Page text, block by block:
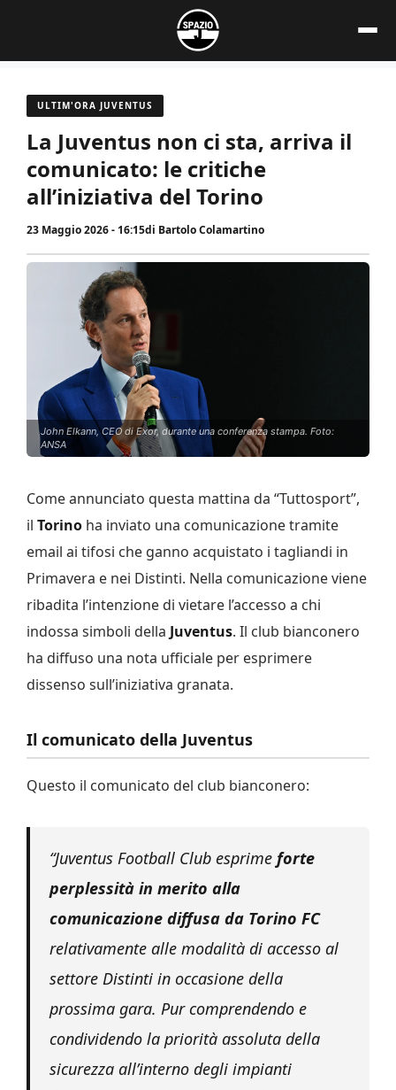
contenuto
ULTIM'ORA JUVENTUS
La Juventus non ci sta, arriva il
comunicato: le critiche
all’iniziativa del Torino
23 Maggio 2026 - 16:15di Bartolo Colamartino
John Elkann, CEO di Exor, durante una conferenza stampa. Foto:
ANSA
Come annunciato questa mattina da “Tuttosport”,
il Torino ha inviato una comunicazione tramite
email ai tifosi che ganno acquistato i tagliandi in
Primavera e nei Distinti. Nella comunicazione viene
ribadita l’intenzione di vietare l’accesso a chi
indossa simboli della Juventus. Il club bianconero
ha diffuso una nota ufficiale per esprimere
dissenso sull’iniziativa granata.
Il comunicato della Juventus
Questo il comunicato del club bianconero:
“Juventus Football Club esprime forte
perplessità in merito alla
comunicazione diffusa da Torino FC
relativamente alle modalità di accesso al
settore Distinti in occasione della
prossima gara. Pur comprendendo e
condividendo la priorità assoluta della
sicurezza all’interno degli impianti